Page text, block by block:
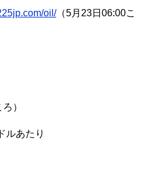
oil/（5月23日06:00こ
）
ルあたり